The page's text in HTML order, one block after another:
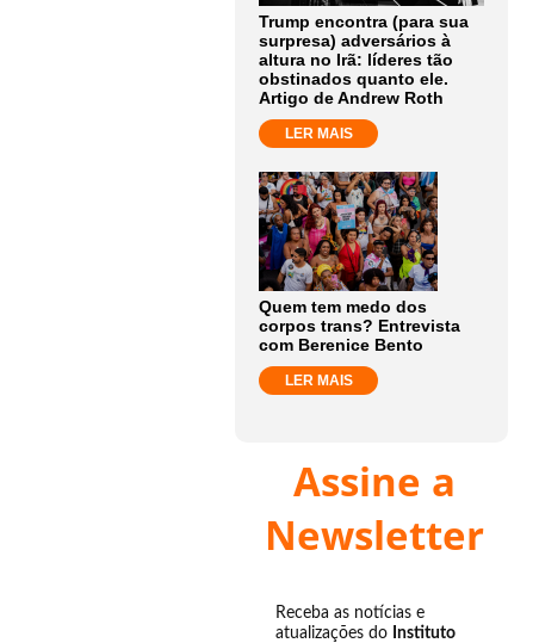
Trump encontra (para sua
surpresa) adversários à
altura no Irã: líderes tão
obstinados quanto ele.
Artigo de Andrew Roth
LER MAIS
Quem tem medo dos
corpos trans? Entrevista
com Berenice Bento
LER MAIS
Assine a
Newsletter
Receba as notícias e
atualizações do Instituto